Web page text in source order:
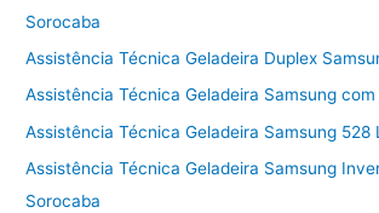
Sorocaba
Assistência Técnica Geladeira Duplex
Assistência Técnica Geladeira Samsung
Assistência Técnica Geladeira Samsung 528
Assistência Técnica Geladeira Samsung
Sorocaba